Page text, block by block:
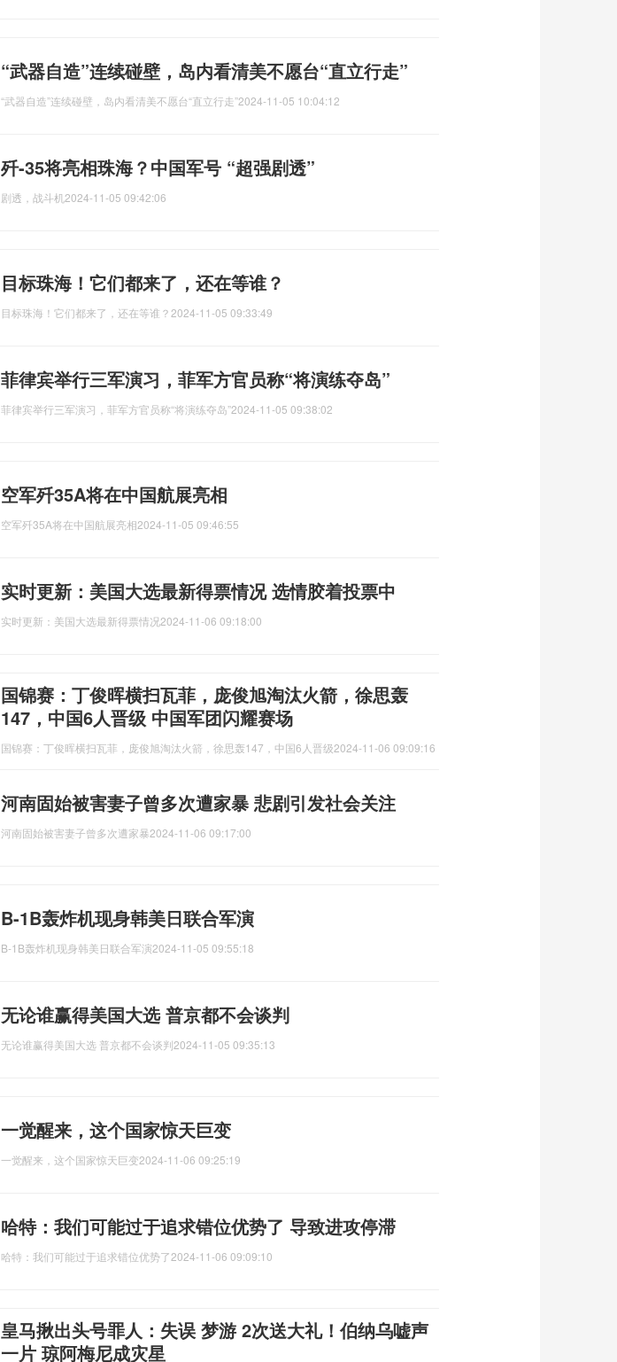
“武器自造”连续碰壁，岛内看清美不愿台“直立行走”
“武器自造”连续碰壁，岛内看清美不愿台“直立行走”2024-11-05 10:04:12
歼-35将亮相珠海？中国军号 “超强剧透”
剧透，战斗机 2024-11-05 09:42:06
目标珠海！它们都来了，还在等谁？
目标珠海！它们都来了，还在等谁？ 2024-11-05 09:33:49
菲律宾举行三军演习，菲军方官员称“将演练夺岛”
菲律宾举行三军演习，菲军方官员称“将演练夺岛”2024-11-05 09:38:02
空军歼35A将在中国航展亮相
空军歼35A将在中国航展亮相2024-11-05 09:46:55
实时更新：美国大选最新得票情况 选情胶着投票中
实时更新：美国大选最新得票情况2024-11-06 09:18:00
国锦赛：丁俊晖横扫瓦菲，庞俊旭淘汰火箭，徐思轰
147，中国6人晋级 中国军团闪耀赛场
国锦赛：丁俊晖横扫瓦菲，庞俊旭淘汰火箭，徐思轰147，中国6人晋级2024-11-06 09:09:16
河南固始被害妻子曾多次遭家暴 悲剧引发社会关注
河南固始被害妻子曾多次遭家暴2024-11-06 09:17:00
B-1B轰炸机现身韩美日联合军演
B-1B轰炸机现身韩美日联合军演2024-11-05 09:55:18
无论谁赢得美国大选 普京都不会谈判
无论谁赢得美国大选 普京都不会谈判2024-11-05 09:35:13
一觉醒来，这个国家惊天巨变
一觉醒来，这个国家惊天巨变2024-11-06 09:25:19
哈特：我们可能过于追求错位优势了 导致进攻停滞
哈特：我们可能过于追求错位优势了2024-11-06 09:09:10
皇马揪出头号罪人：失误 梦游 2次送大礼！伯纳乌嘘声
一片 琼阿梅尼成灾星